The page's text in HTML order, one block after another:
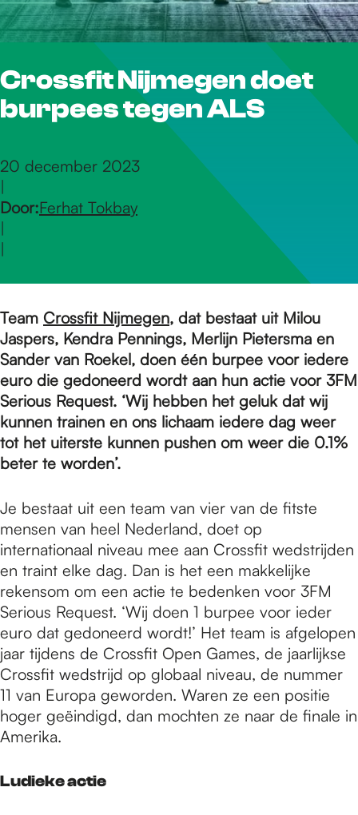
r
d
e
m
e
p
g
e
Crossfit Nijmegen doet
burpees tegen ALS
20 december 2023
|
Door:Ferhat Tokbay
|
|
Team Crossfit Nijmegen, dat bestaat uit Milou
Jaspers, Kendra Pennings, Merlijn Pietersma en
Sander van Roekel, doen één burpee voor iedere
euro die gedoneerd wordt aan hun actie voor 3FM
Serious Request. ‘Wij hebben het geluk dat wij
kunnen trainen en ons lichaam iedere dag weer
tot het uiterste kunnen pushen om weer die 0.1%
beter te worden’.
Je bestaat uit een team van vier van de fitste
mensen van heel Nederland, doet op
internationaal niveau mee aan Crossfit wedstrijden
en traint elke dag. Dan is het een makkelijke
rekensom om een actie te bedenken voor 3FM
Serious Request. ‘Wij doen 1 burpee voor ieder
euro dat gedoneerd wordt!’ Het team is afgelopen
jaar tijdens de Crossfit Open Games, de jaarlijkse
Crossfit wedstrijd op globaal niveau, de nummer
11 van Europa geworden. Waren ze een positie
hoger geëindigd, dan mochten ze naar de finale in
Amerika.
Ludieke actie